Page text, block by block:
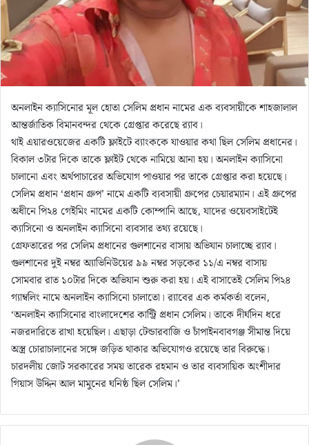
অনলাইন ক্যাসিনোর মূল হোতা সেলিম প্রধান নামের এক ব্যবসায়ীকে শাহজালাল
আন্তর্জাতিক বিমানবন্দর থেকে গ্রেপ্তার করেছে র‌্যাব।
থাই এয়ারওয়েজের একটি ফ্লাইটে ব্যাংককে যাওয়ার কথা ছিল সেলিম প্রধানের।
বিকাল ৩টার দিকে তাকে ফ্লাইট থেকে নামিয়ে আনা হয়। অনলাইন ক্যাসিনো
চালানো এবং অর্থপাচারের অভিযোগ পাওয়ার পর তাকে গ্রেপ্তার করা হয়েছে।
সেলিম প্রধান ‘প্রধান গ্রুপ’ নামে একটি ব্যবসায়ী গ্রুপের চেয়ারম্যান। এই গ্রুপের
অধীনে পি২৪ গেইমিং নামের একটি কোম্পানি আছে, যাদের ওয়েবসাইটেই
ক্যাসিনো ও অনলাইন ক্যাসিনো ব্যবসার তথ্য রয়েছে।
গ্রেফতারের পর সেলিম প্রধানের গুলশানের বাসায় অভিযান চালাচ্ছে র‌্যাব।
গুলশানের দুই নম্বর অ্যাভিনিউয়ের ৯৯ নম্বর সড়কের ১১/এ নম্বর বাসায়
সোমবার রাত ১০টার দিকে অভিযান শুরু করা হয়। এই বাসাতেই সেলিম পি২৪
গ্যাম্বলিং নামে অনলাইন ক্যাসিনো চালাতো। র‌্যাবের এক কর্মকর্তা বলেন,
‘অনলাইন ক্যাসিনোর বাংলাদেশের কান্ট্রি প্রধান সেলিম। তাকে দীর্ঘদিন ধরে
নজরদারিতে রাখা হয়েছিল। এছাড়া টেন্ডারবাজি ও চাঁপাইনবাবগঞ্জ সীমান্ত দিয়ে
অস্ত্র চোরাচালানের সঙ্গে জড়িত থাকার অভিযোগও রয়েছে তার বিরুদ্ধে।
চারদলীয় জোট সরকারের সময় তারেক রহমান ও তার ব্যবসায়িক অংশীদার
গিয়াস উদ্দিন আল মামুনের ঘনিষ্ঠ ছিল সেলিম।’